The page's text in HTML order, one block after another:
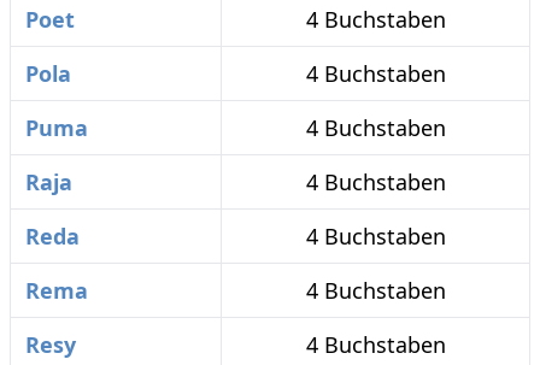
Poet
4 Buchstaben
Pola
4 Buchstaben
Puma
4 Buchstaben
Raja
4 Buchstaben
Reda
4 Buchstaben
Rema
4 Buchstaben
Resy
4 Buchstaben